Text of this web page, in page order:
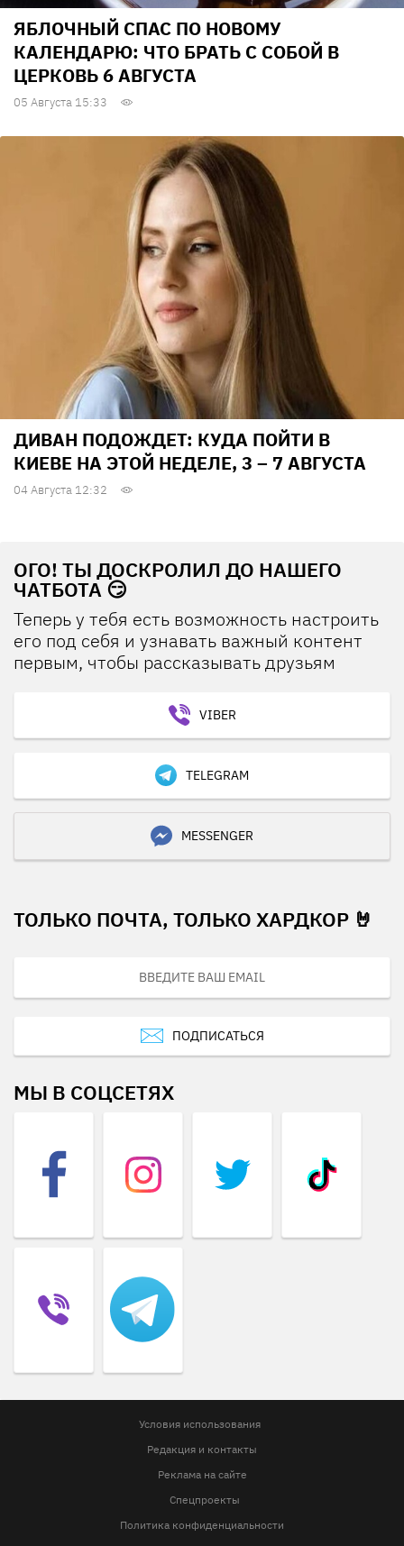
ЯБЛОЧНЫЙ СПАС ПО НОВОМУ
КАЛЕНДАРЮ: ЧТО БРАТЬ С СОБОЙ В
ЦЕРКОВЬ 6 АВГУСТА
05 Августа 15:33
ДИВАН ПОДОЖДЕТ: КУДА ПОЙТИ В
КИЕВЕ НА ЭТОЙ НЕДЕЛЕ, 3 – 7 АВГУСТА
04 Августа 12:32
ОГО! ТЫ ДОСКРОЛИЛ ДО НАШЕГО
ЧАТБОТА 😏
Теперь у тебя есть возможность настроить
его под себя и узнавать важный контент
первым, чтобы рассказывать друзьям
VIBER
TELEGRAM
MESSENGER
ТОЛЬКО ПОЧТА, ТОЛЬКО ХАРДКОР 🤘
ПОДПИСАТЬСЯ
МЫ В СОЦСЕТЯХ
Условия использования
Редакция и контакты
Реклама на сайте
Спецпроекты
Политика конфиденциальности